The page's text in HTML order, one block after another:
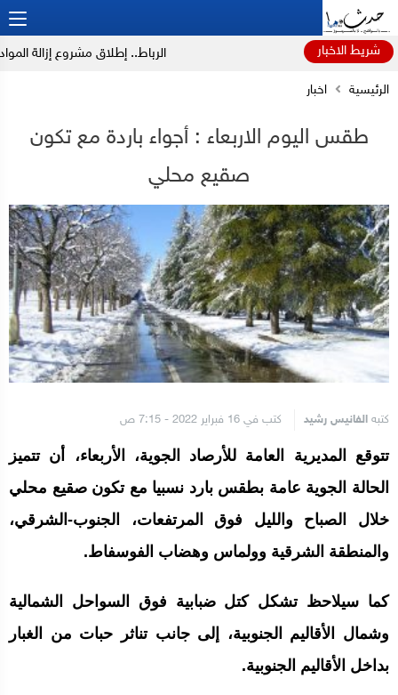
شريط الاخبار الرباط.. إطلاق مشروع إزالة المواد
الرئيسية اخبار
طقس اليوم الاربعاء : أجواء باردة مع تكون
صقيع محلي
كتبه الفانيس رشيد كتب في 16 فبراير 2022 - 7:15 ص
تتوقع المديرية العامة للأرصاد الجوية، الأربعاء، أن تتميز
الحالة الجوية عامة بطقس بارد نسبيا مع تكون صقيع محلي
خلال الصباح والليل فوق المرتفعات، الجنوب-الشرقي،
والمنطقة الشرقية وولماس وهضاب الفوسفاط.
كما سيلاحظ تشكل كتل ضبابية فوق السواحل الشمالية
وشمال الأقاليم الجنوبية، إلى جانب تناثر حبات من الغبار
بداخل الأقاليم الجنوبية.